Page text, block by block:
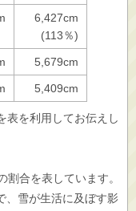
6,427cm
(113％)
5,679cm
5,409cm
表を利用してお伝えし
合を表しています。
、雪が生活に及ぼす影